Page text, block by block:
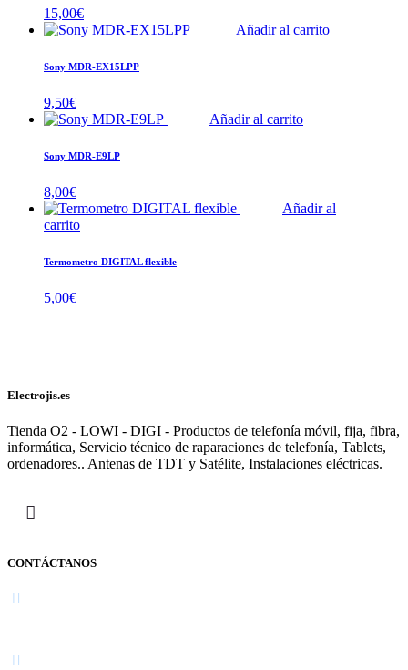
15,00€
Añadir al carrito
Sony MDR-EX15LPP
9,50€
Añadir al carrito
Sony MDR-E9LP
8,00€
Añadir al
carrito
Termometro DIGITAL flexible
5,00€
Electrojis.es
Tienda O2 - LOWI - DIGI - Productos de telefonía móvil, fija, fibra,
informática, Servicio técnico de raparaciones de telefonía, Tablets,
ordenadores.. Antenas de TDT y Satélite, Instalaciones eléctricas.
CONTÁCTANOS